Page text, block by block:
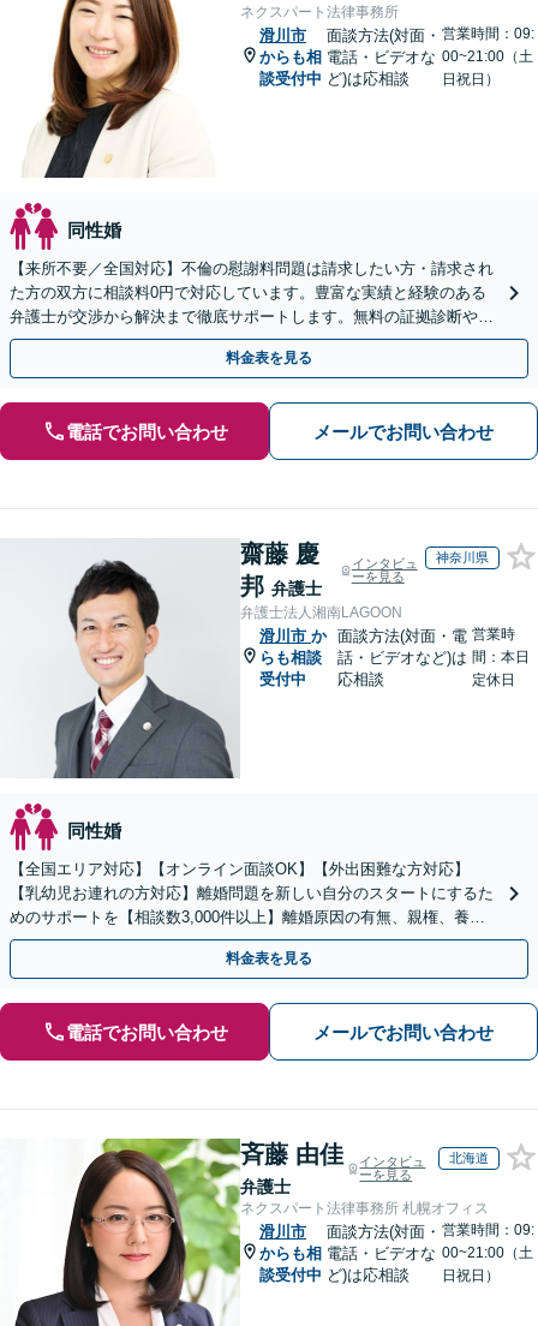
ネクスパート法律事務所
滑川市
からも相
談受付中
面談方法(対面・
電話・ビデオな
ど)は応相談
営業時間：09:
00~21:00（土
日祝日）
同性婚
【来所不要／全国対応】不倫の慰謝料問題は請求したい方・請求され
た方の双方に相談料0円で対応しています。豊富な実績と経験のある
弁護士が交渉から解決まで徹底サポートします。無料の証拠診断や着
手金の返還保証もありますので安心してご相談ください。
料金表を見る
電話でお問い合わせ メールでお問い合わせ
齋藤 慶
邦 弁護士
インタビュ
ーを見る
神奈川県
弁護士法人湘南LAGOON
滑川市 か
らも相談
受付中
面談方法(対面・電
話・ビデオなど)は
応相談
営業時
間：本日
定休日
同性婚
【全国エリア対応】【オンライン面談OK】【外出困難な方対応】
【乳幼児お連れの方対応】離婚問題を新しい自分のスタートにするた
めのサポートを【相談数3,000件以上】離婚原因の有無、親権、養育
費、財産分与、慰謝料請求【夜間・休日相談可】
料金表を見る
電話でお問い合わせ メールでお問い合わせ
斉藤 由佳
弁護士
インタビュ
ーを見る
北海道
ネクスパート法律事務所 札幌オフィス
滑川市
からも相
談受付中
面談方法(対面・
電話・ビデオな
ど)は応相談
営業時間：09:
00~21:00（土
日祝日）